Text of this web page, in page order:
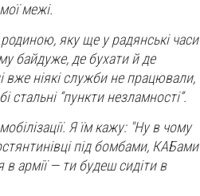
межі.
яку ще у радянські часи
байдуже, де бухати й де
вже ніякі служби не працювали,
“пункти незламності”.
Я їм кажу: "Ну в чому
під бомбами, КАБами
армії — ти будеш сидіти в